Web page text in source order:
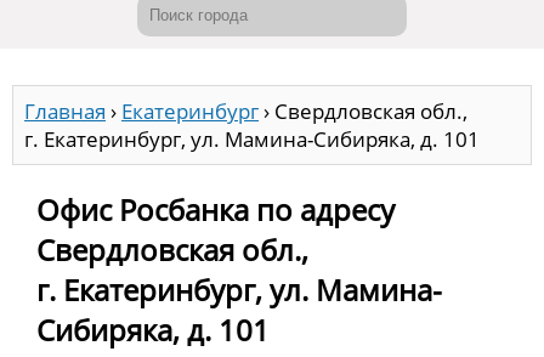
Главная › Екатеринбург› Свердловская обл.,
г. Екатеринбург, ул. Мамина-Сибиряка, д. 101
Офис Росбанка по адресу
Свердловская обл.,
г. Екатеринбург, ул. Мамина-
Сибиряка, д. 101